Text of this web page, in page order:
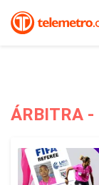
ÁRBITRA -